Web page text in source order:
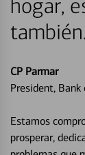
hogar,
también.
CP Parmar
President,
Estamos
prosperar,